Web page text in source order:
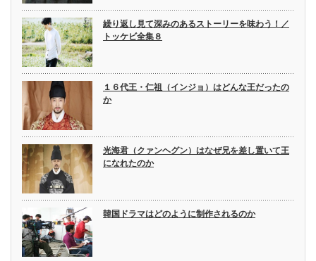
繰り返し見て深みのあるストーリーを味わう！／
トッケビ全集８
１６代王・仁祖（インジョ）はどんな王だったの
か
光海君（クァンヘグン）はなぜ兄を差し置いて王
になれたのか
韓国ドラマはどのように制作されるのか